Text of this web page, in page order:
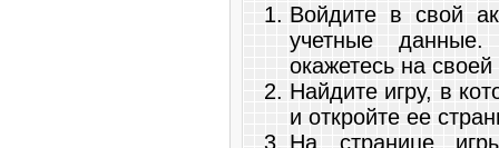
Войдите в свой
учетные
окажетесь на
Найдите игру, в
и откройте ее
На странице